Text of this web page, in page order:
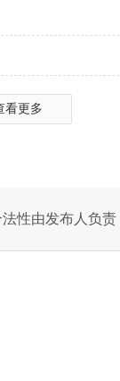
看更多
性由发布人负责